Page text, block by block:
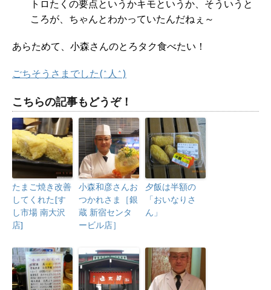
トロたくの要点というかキモというか、そういうと
ころが、ちゃんとわかっていたんだねぇ～
あらためて、小森さんのとろタク食べたい！
ごちそうさまでした(^人^)
こちらの記事もどうぞ！
たまご焼き改善
してくれた[す
し市場 南大沢
店]
小森和彦さんお
つかれさま［銀
蔵 新宿センタ
ービル店］
夕飯は半額の
「おいなりさ
ん」